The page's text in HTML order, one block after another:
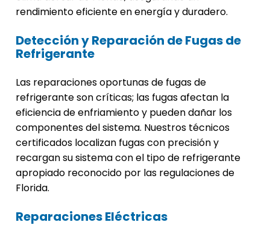
rendimiento eficiente en energía y duradero.
Detección y Reparación de Fugas de
Refrigerante
Las reparaciones oportunas de fugas de
refrigerante son críticas; las fugas afectan la
eficiencia de enfriamiento y pueden dañar los
componentes del sistema. Nuestros técnicos
certificados localizan fugas con precisión y
recargan su sistema con el tipo de refrigerante
apropiado reconocido por las regulaciones de
Florida.
Reparaciones Eléctricas